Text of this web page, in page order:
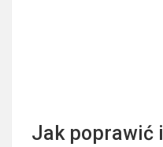
Jak poprawić